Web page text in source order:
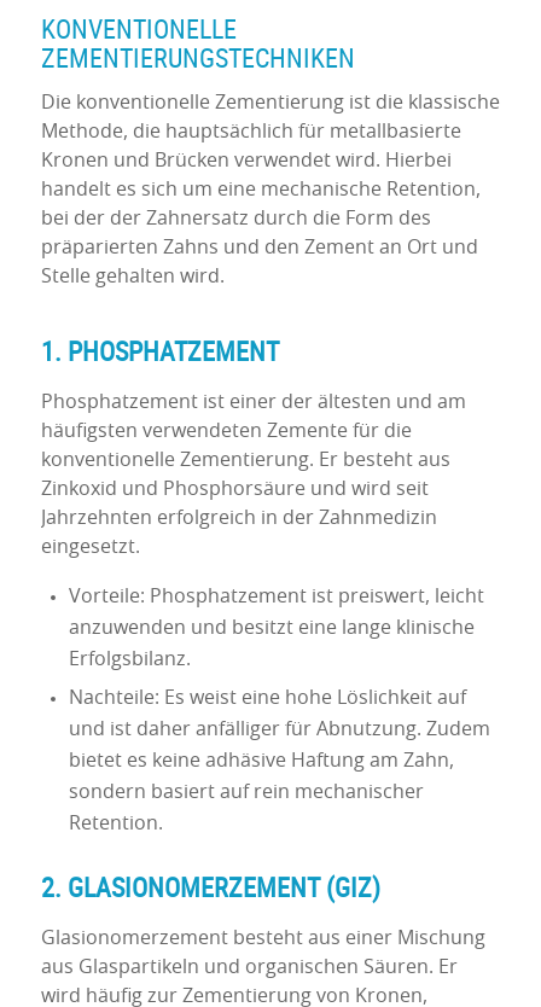
KONVENTIONELLE
ZEMENTIERUNGSTECHNIKEN
Die konventionelle Zementierung ist die klassische
Methode, die hauptsächlich für metallbasierte
Kronen und Brücken verwendet wird. Hierbei
handelt es sich um eine mechanische Retention,
bei der der Zahnersatz durch die Form des
präparierten Zahns und den Zement an Ort und
Stelle gehalten wird.
1. PHOSPHATZEMENT
Phosphatzement ist einer der ältesten und am
häufigsten verwendeten Zemente für die
konventionelle Zementierung. Er besteht aus
Zinkoxid und Phosphorsäure und wird seit
Jahrzehnten erfolgreich in der Zahnmedizin
eingesetzt.
Vorteile: Phosphatzement ist preiswert, leicht
anzuwenden und besitzt eine lange klinische
Erfolgsbilanz.
Nachteile: Es weist eine hohe Löslichkeit auf
und ist daher anfälliger für Abnutzung. Zudem
bietet es keine adhäsive Haftung am Zahn,
sondern basiert auf rein mechanischer
Retention.
2. GLASIONOMERZEMENT (GIZ)
Glasionomerzement besteht aus einer Mischung
aus Glaspartikeln und organischen Säuren. Er
wird häufig zur Zementierung von Kronen,